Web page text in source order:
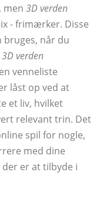
men 3D verden
- frimærker. Disse
bruges, når du
3D verden
venneliste
låst op ved at
et liv, hvilket
relevant trin. Det
spil for nogle,
med dine
er at tilbyde i